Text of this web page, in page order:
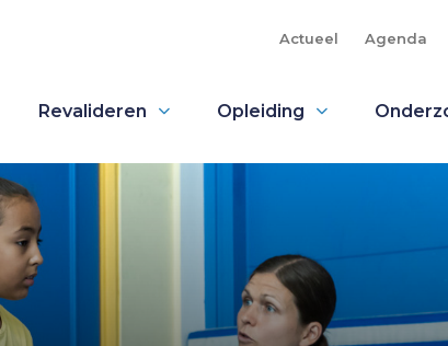
Actueel Agenda
Revalideren Opleiding